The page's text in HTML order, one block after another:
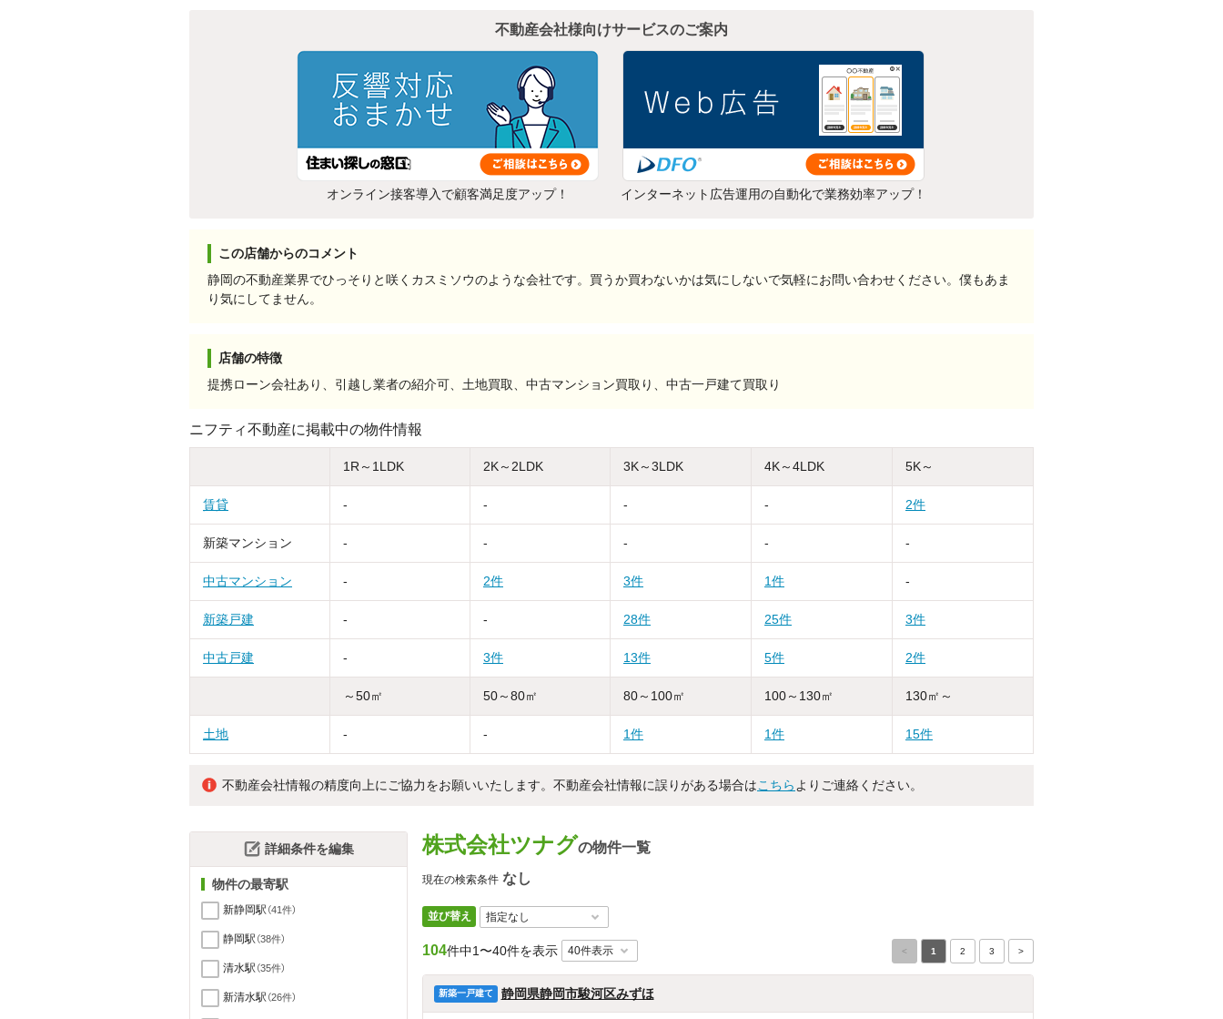
不動産会社様向けサービスのご案内
オンライン接客導入で顧客満足度アップ！ インターネット広告運用の自動化で業務効率アップ！
この店舗からのコメント
静岡の不動産業界でひっそりと咲くカスミソウのような会社です。買うか買わないかは気にしないで気軽にお問い合わせください。僕もあま
り気にしてません。
店舗の特徴
提携ローン会社あり、引越し業者の紹介可、土地買取、中古マンション買取り、中古一戸建て買取り
ニフティ不動産に掲載中の物件情報
1R～1LDK 2K～2LDK 3K～3LDK 4K～4LDK 5K～
賃貸 - - - - 2件
新築マンション - - - - -
中古マンション - 2件 3件 1件 -
新築戸建 - - 28件 25件 3件
中古戸建 - 3件 13件 5件 2件
～50㎡ 50～80㎡ 80～100㎡ 100～130㎡ 130㎡～
土地 - - 1件 1件 15件
不動産会社情報の精度向上にご協力をお願いいたします。不動産会社情報に誤りがある場合はこちら よりご連絡ください。
株式会社ツナグの物件一覧
現在の検索条件 なし
並び替え
104件中1〜40件を表示 < 1 2 3 >
新築一戸建て 静岡県静岡市駿河区みずほ
詳細条件を編集
物件の最寄駅
新静岡駅 （41件）
静岡駅 （38件）
清水駅 （35件）
新清水駅 （26件）